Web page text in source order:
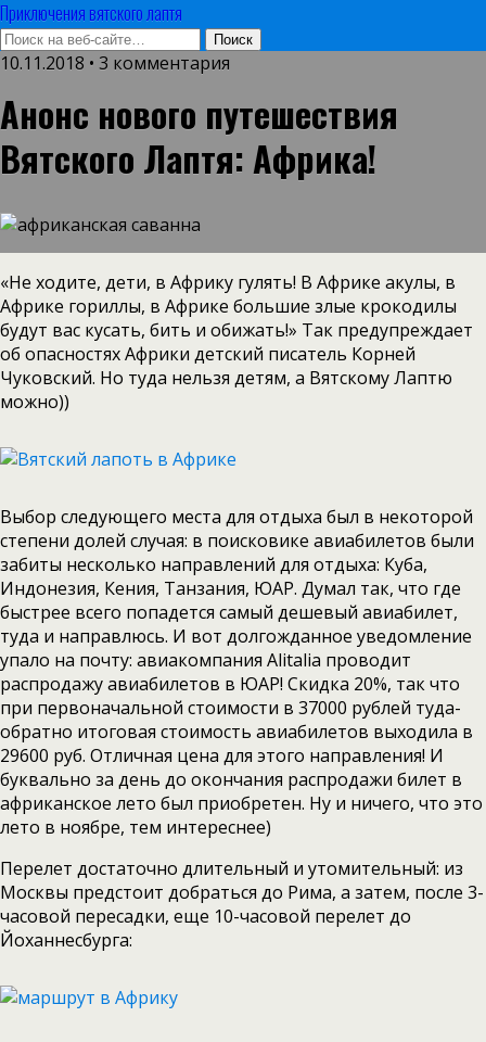
Приключения вятского лаптя
10.11.2018 • 3 комментария
Анонс нового путешествия
Вятского Лаптя: Африка!
«Не ходите, дети, в Африку гулять! В Африке акулы, в
Африке гориллы, в Африке большие злые крокодилы
будут вас кусать, бить и обижать!» Так предупреждает
об опасностях Африки детский писатель Корней
Чуковский. Но туда нельзя детям, а Вятскому Лаптю
можно))
Выбор следующего места для отдыха был в некоторой
степени долей случая: в поисковике авиабилетов были
забиты несколько направлений для отдыха: Куба,
Индонезия, Кения, Танзания, ЮАР. Думал так, что где
быстрее всего попадется самый дешевый авиабилет,
туда и направлюсь. И вот долгожданное уведомление
упало на почту: авиакомпания Alitalia проводит
распродажу авиабилетов в ЮАР! Скидка 20%, так что
при первоначальной стоимости в 37000 рублей туда-
обратно итоговая стоимость авиабилетов выходила в
29600 руб. Отличная цена для этого направления! И
буквально за день до окончания распродажи билет в
африканское лето был приобретен. Ну и ничего, что это
лето в ноябре, тем интереснее)
Перелет достаточно длительный и утомительный: из
Москвы предстоит добраться до Рима, а затем, после 3-
часовой пересадки, еще 10-часовой перелет до
Йоханнесбурга: